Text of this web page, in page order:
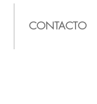
CONTACTO